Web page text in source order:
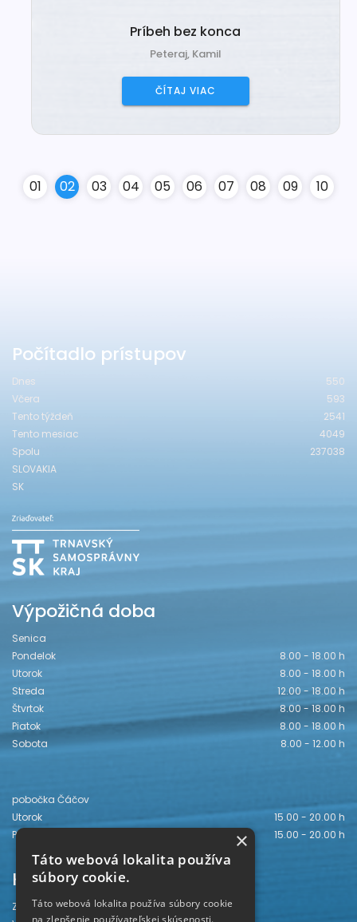
Príbeh bez konca
Peteraj, Kamil
ČÍTAJ VIAC
01 02 03 04 05 06 07 08 09 10
Počítadlo prístupov
Dnes
550
Včera
593
Tento týždeň
2541
Tento mesiac
4049
Spolu
237038
SLOVAKIA
SK
Výpožičná doba
Senica
Pondelok
8.00 - 18.00 h
Utorok
8.00 - 18.00 h
Streda
12.00 - 18.00 h
Štvrtok
8.00 - 18.00 h
Piatok
8.00 - 18.00 h
Sobota
8.00 - 12.00 h
pobočka Čáčov
Utorok
15.00 - 20.00 h
Piatok
15.00 - 20.00 h
Kontakt
Záhorská knižnica
×
Táto webová lokalita používa
súbory cookie.
Táto webová lokalita používa súbory cookie
na zlepšenie používateľskej skúsenosti.